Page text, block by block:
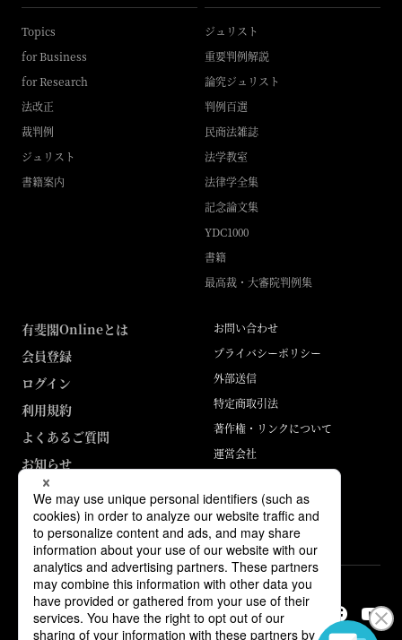
Topics
for Business
for Research
法改正
裁判例
ジュリスト
書籍案内
ジュリスト
重要判例解説
論究ジュリスト
判例百選
民商法雑誌
法学教室
法律学全集
記念論文集
YDC1000
書籍
最高裁・大審院判例集
有斐閣Onlineとは
会員登録
ログイン
利用規約
よくあるご質問
お知らせ
お問い合わせ
プライバシーポリシー
外部送信
特定商取引法
著作権・リンクについて
運営会社